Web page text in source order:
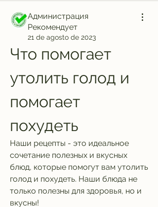
Администрация
Рекомендует
21 de agosto de 2023
Что помогает
утолить голод и
помогает
похудеть
Наши рецепты - это идеальное
сочетание полезных и вкусных
блюд, которые помогут вам утолить
голод и похудеть. Наши блюда не
только полезны для здоровья, но и
вкусны!